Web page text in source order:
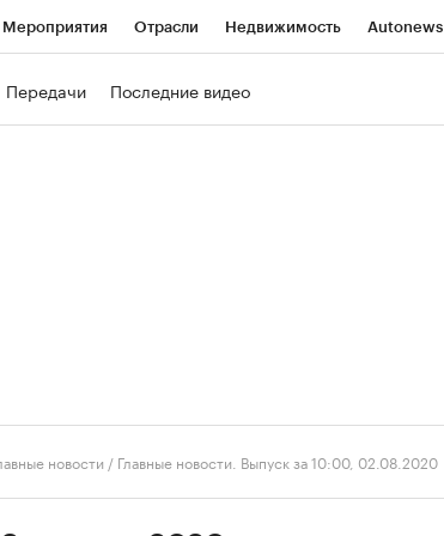
Мероприятия Отрасли Недвижимость Autonews
Передачи Последние видео
новости / Главные новости. Выпуск за 10:00, 02.08.2020